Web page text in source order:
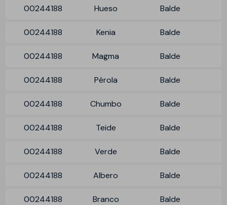
00244188 Hueso Balde
00244188 Kenia Balde
00244188 Magma Balde
00244188 Pérola Balde
00244188 Chumbo Balde
00244188 Teide Balde
00244188 Verde Balde
00244188 Albero Balde
00244188 Branco Balde